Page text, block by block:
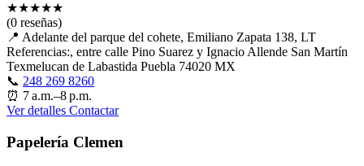
★★★★★
(0 reseñas)
📍 Adelante del parque del cohete, Emiliano Zapata 138, LT
Referencias:, entre calle Pino Suarez y Ignacio Allende San Martín
Texmelucan de Labastida Puebla 74020 MX
📞 248 269 8260
⏰ 7 a.m.–8 p.m.
Ver detalles Contactar
Papelería Clemen